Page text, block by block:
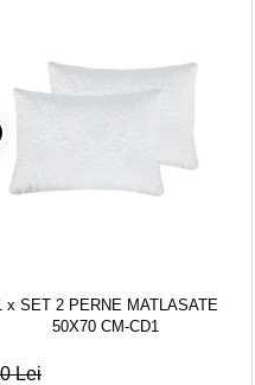
x SET 2 PERNE MATLASATE
50X70 CM-CD1
Lei